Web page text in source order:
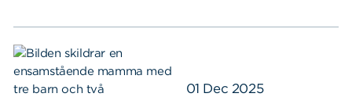
01 Dec 2025